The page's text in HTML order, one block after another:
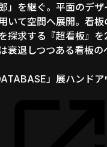
」を継ぐ。平面のデ
いて空間へ展開。看板
探求する『超看板』
衰退しつつある看板
」展ハンドア